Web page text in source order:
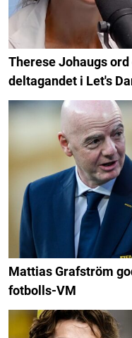
Therese Johaugs
deltagandet i Let's
Mattias Grafström
fotbolls-VM